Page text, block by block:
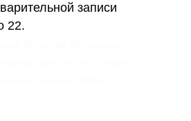
записи
22.